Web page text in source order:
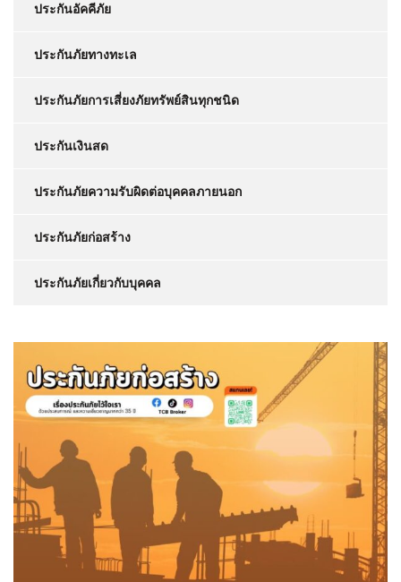
ประกันอัคคีภัย
ประกันภัยทางทะเล
ประกันภัยการเสี่ยงภัยทรัพย์สินทุกชนิด
ประกันเงินสด
ประกันภัยความรับผิดต่อบุคคลภายนอก
ประกันภัยก่อสร้าง
ประกันภัยเกี่ยวกับบุคคล